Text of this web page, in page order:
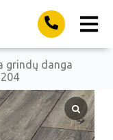
grindų danga